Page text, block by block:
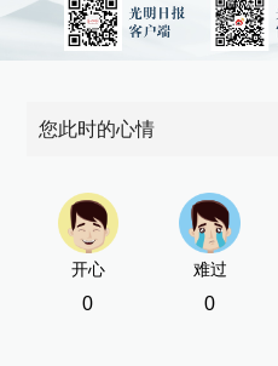
您此时的心情
开心
0
难过
0